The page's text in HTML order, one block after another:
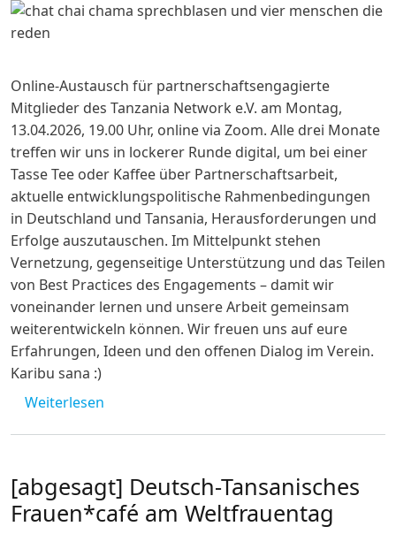
Online-Austausch für partnerschaftsengagierte
Mitglieder des Tanzania Network e.V. am Montag,
13.04.2026, 19.00 Uhr, online via Zoom. Alle drei Monate
treffen wir uns in lockerer Runde digital, um bei einer
Tasse Tee oder Kaffee über Partnerschaftsarbeit,
aktuelle entwicklungspolitische Rahmenbedingungen
in Deutschland und Tansania, Herausforderungen und
Erfolge auszutauschen. Im Mittelpunkt stehen
Vernetzung, gegenseitige Unterstützung und das Teilen
von Best Practices des Engagements – damit wir
voneinander lernen und unsere Arbeit gemeinsam
weiterentwickeln können. Wir freuen uns auf eure
Erfahrungen, Ideen und den offenen Dialog im Verein.
Karibu sana :)
Weiterlesen
[abgesagt] Deutsch-Tansanisches
Frauen*café am Weltfrauentag